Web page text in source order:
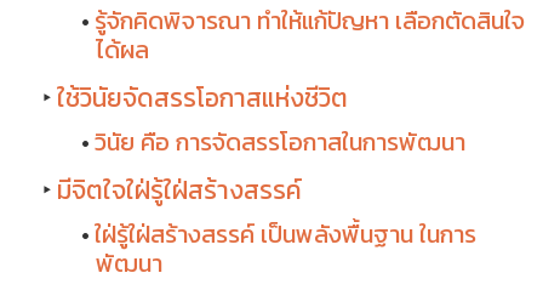
รู้จักคิดพิจารณา ทำให้แก้ปัญหา เลือกตัดสินใจ
ได้ผล
ใช้วินัยจัดสรรโอกาสแห่งชีวิต
วินัย คือ การจัดสรรโอกาสในการพัฒนา
มีจิตใจใฝ่รู้ใฝ่สร้างสรรค์
ใฝ่รู้ใฝ่สร้างสรรค์ เป็นพลังพื้นฐาน ในการ
พัฒนา